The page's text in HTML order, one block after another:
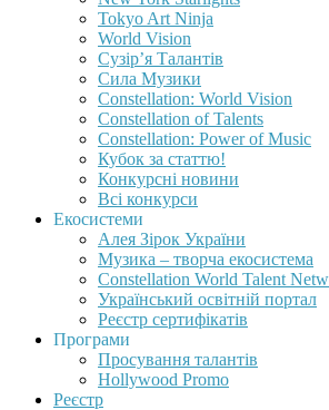
Tokyo Art Ninja
World Vision
Сузір’я Талантів
Сила Музики
Constellation: World Vision
Constellation of Talents
Constellation: Power of Music
Кубок за статтю!
Конкурсні новини
Всі конкурси
Екосистеми
Алея Зірок України
Музика – творча екосистема
Constellation World Talent
Український освітній портал
Реєстр сертифікатів
Програми
Просування талантів
Hollywood Promo
Реєстр